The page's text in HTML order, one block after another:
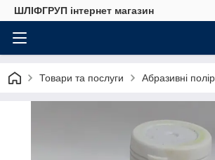
ШЛІФГРУП інтернет магазин
Товари та послуги Абразивні